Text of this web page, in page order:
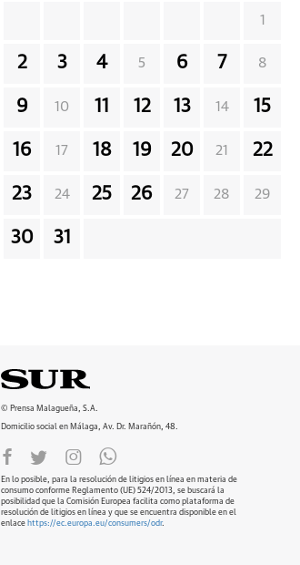
1
2 3 4 5 6 7 8
9 10 11 12 13 14 15
16 17 18 19 20 21 22
23 24 25 26 27 28 29
30 31
© Prensa Malagueña, S.A.
Domicilio social en Málaga, Av. Dr. Marañón, 48.
En lo posible, para la resolución de litigios en línea en materia de
consumo conforme Reglamento (UE) 524/2013, se buscará la
posibilidad que la Comisión Europea facilita como plataforma de
resolución de litigios en línea y que se encuentra disponible en el
enlace https://ec.europa.eu/consumers/odr.